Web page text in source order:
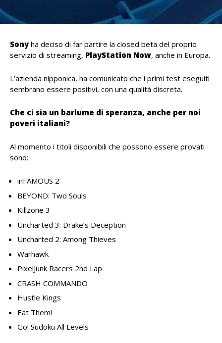
Sonyha deciso di far partire la closed beta del proprio
servizio di streaming, PlayStation Now, anche in Europa.
L’azienda nipponica, ha comunicato che i primi test eseguiti
sembrano essere positivi, con una qualità discreta.
Che ci sia un barlume di speranza, anche per noi
poveri italiani?
Al momento i titoli disponibili che possono essere provati
sono:
inFAMOUS 2
BEYOND: Two Souls
Killzone 3
Uncharted 3: Drake’s Deception
Uncharted 2: Among Thieves
Warhawk
PixelJunk Racers 2nd Lap
CRASH COMMANDO
Hustle Kings
Eat Them!
Go! Sudoku All Levels